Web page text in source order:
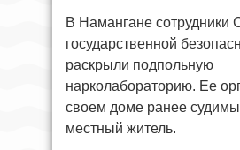
В Намангане сотрудники
государственной
раскрыли подпольную
нарколабораторию. Ее
своем доме ранее
местный житель.